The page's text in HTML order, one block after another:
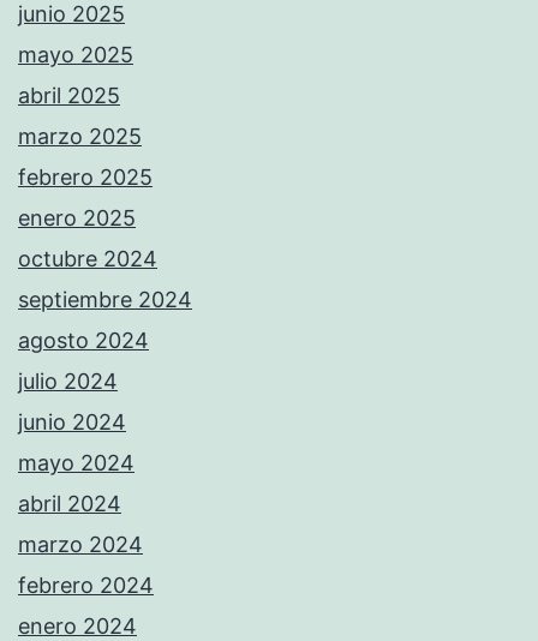
junio 2025
mayo 2025
abril 2025
marzo 2025
febrero 2025
enero 2025
octubre 2024
septiembre 2024
agosto 2024
julio 2024
junio 2024
mayo 2024
abril 2024
marzo 2024
febrero 2024
enero 2024